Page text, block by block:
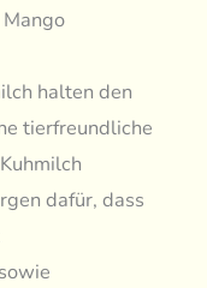
halten den
tierfreundliche
dafür, dass